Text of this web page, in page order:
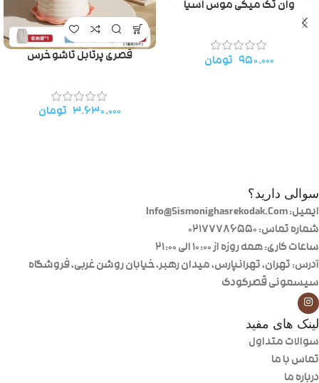
وان تک میکی موس اسیا
۹۵۰.۰۰۰ تومان قصری پرتابل تاشو خرس
۳.۶۳۰.۰۰۰ تومان
سوالی دارید؟
ایمیل: Info@Sismonighasrekodak.Com
شماره تماس: 02177786550
ساعات کاری: همه روزه از ۱۰:۰۰ الی ۲۱:۰۰
آدرس: تهران، تهرانپارس، میدان رهبر، خیابان روشن غربی، فروشگاه
سیسمونی قصرکودک
لینک های مفید
سوالات متداول
تماس با ما
درباره ما